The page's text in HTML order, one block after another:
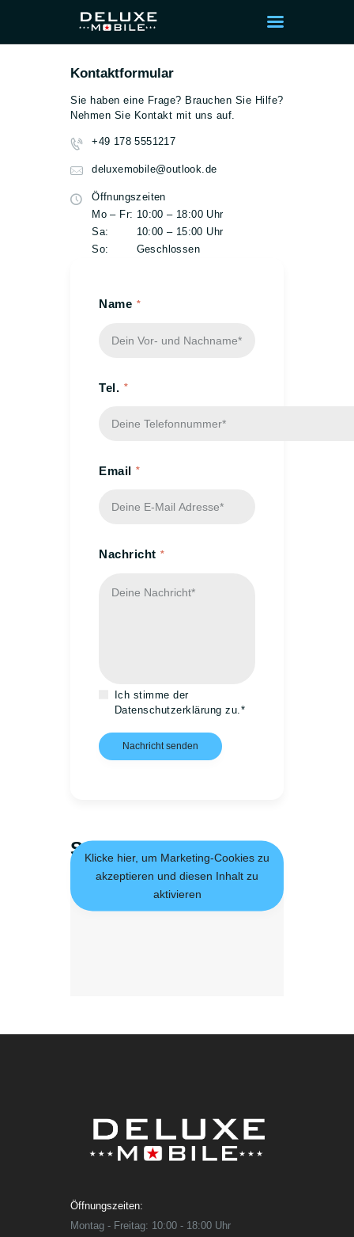
LAG ANFORDERN
PROFESSIONELLE
HARDWARE- &
SOFTWARE-
UND SICHEREN PC
ALL-NET-FLAT LTE
BIOMETRISCHE
ÜBER UNS
Kontaktformular
Sie haben eine Frage? Brauchen Sie Hilfe?
Nehmen Sie Kontakt mit uns auf.
+49 178 5551217
deluxemobile@outlook.de
Öffnungszeiten
Mo – Fr: 10:00 – 18:00 Uhr
Sa: 10:00 – 15:00 Uhr
So: Geschlossen
Name
Tel.
Email
Nachricht
Ich stimme der
Datenschutzerklärung zu.*
Standort
Klicke hier, um Marketing-Cookies zu
akzeptieren und diesen Inhalt zu
aktivieren
Öffnungszeiten:
Montag - Freitag: 10:00 - 18:00 Uhr